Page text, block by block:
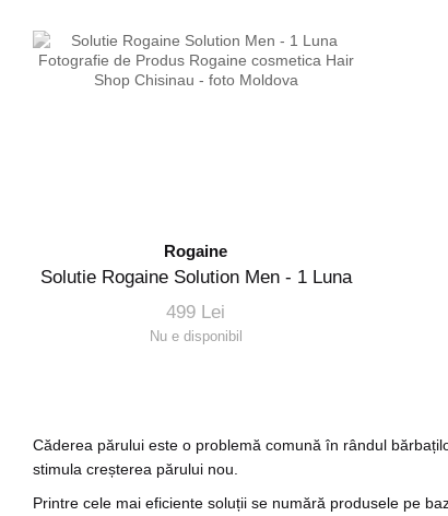
Căderea părului este o problemă comună în rândul
stimula creșterea părului nou.
Printre cele mai eficiente soluții se numără produsele pe
Rogaine
Solutie Rogaine Solution Men - 1 Luna
499 Lei
Nu e disponibil